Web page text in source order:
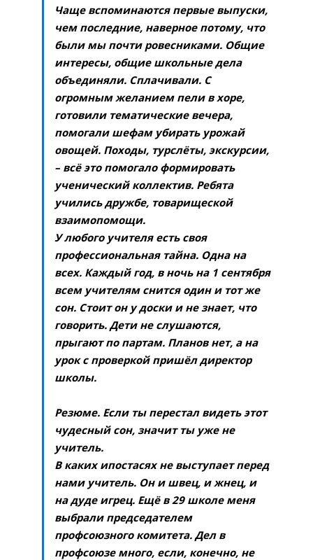
Чаще вспоминаются первые выпуски,
чем последние, наверное потому, что
были мы почти ровесниками. Общие
интересы, общие школьные дела
объединяли. Сплачивали. С
огромным желанием пели в хоре,
готовили тематические вечера,
помогали шефам убирать урожай
овощей. Походы, турслёты, экскурсии,
– всё это помогало формировать
ученический коллектив. Ребята
учились дружбе, товарищеской
взаимопомощи.
У любого учителя есть своя
профессиональная тайна. Одна на
всех. Каждый год, в ночь на 1 сентября
всем учителям снится один и тот же
сон. Стоит он у доски и не знает, что
говорить. Дети не слушаются,
прыгают по партам. Планов нет, а на
урок с проверкой пришёл директор
школы.
Резюме. Если ты перестал видеть этот
чудесный сон, значит ты уже не
учитель.
В каких ипостасях не выступает перед
нами учитель. Он и швец, и жнец, и
на дуде игрец. Ещё в 29 школе меня
выбрали председателем
профсоюзного комитета. Дел в
профсоюзе много, если, конечно, не